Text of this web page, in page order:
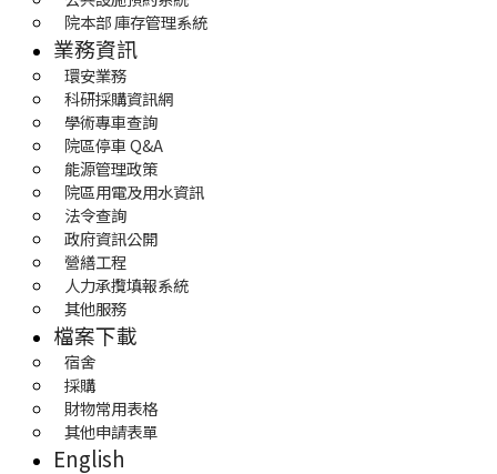
院本部 庫存管理系統
業務資訊
環安業務
科研採購資訊網
學術專車查詢
院區停車 Q&A
能源管理政策
院區用電及用水資訊
法令查詢
政府資訊公開
營繕工程
人力承攬填報系統
其他服務
檔案下載
宿舍
採購
財物常用表格
其他申請表單
English